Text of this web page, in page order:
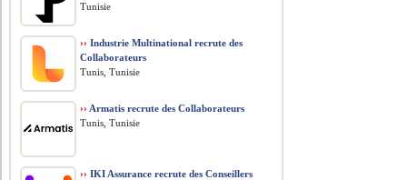
Tunisie
›› Industrie Multinational recrute des
Collaborateurs
Tunis, Tunisie
›› Armatis recrute des Collaborateurs
Tunis, Tunisie
›› IKI Assurance recrute des Conseillers